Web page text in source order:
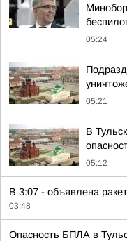
05:24
05:21
В
05:12
В 3:07 - объявлена
03:48
Опасность БПЛА в